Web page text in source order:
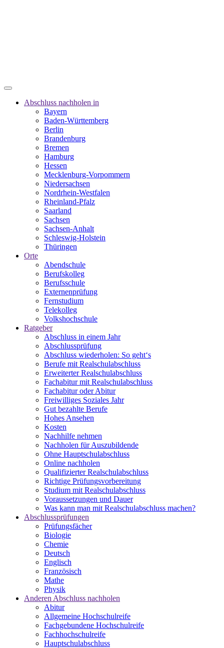
Abschluss nachholen in
Bayern
Baden-Württemberg
Berlin
Brandenburg
Bremen
Hamburg
Hessen
Mecklenburg-Vorpommern
Niedersachsen
Nordrhein-Westfalen
Rheinland-Pfalz
Saarland
Sachsen
Sachsen-Anhalt
Schleswig-Holstein
Thüringen
Orte
Abendschule
Berufskolleg
Berufsschule
Externenprüfung
Fernstudium
Telekolleg
Volkshochschule
Ratgeber
Abschluss in einem Jahr
Abschlussprüfung
Abschluss wiederholen: So geht‘s
Berufe mit Realschulabschluss
Erweiterter Realschulabschluss
Fachabitur mit Realschulabschluss
Fachabitur oder Abitur
Freiwilliges Soziales Jahr
Gut bezahlte Berufe
Hohes Ansehen
Kosten
Nachhilfe nehmen
Nachholen für Auszubildende
Ohne Hauptschulabschluss
Online nachholen
Qualifizierter Realschulabschluss
Richtige Prüfungsvorbereitung
Studium mit Realschulabschluss
Voraussetzungen und Dauer
Was kann man mit Realschulabschluss machen?
Abschlussprüfungen
Prüfungsfächer
Biologie
Chemie
Deutsch
Englisch
Französisch
Mathe
Physik
Anderen Abschluss nachholen
Abitur
Allgemeine Hochschulreife
Fachgebundene Hochschulreife
Fachhochschulreife
Hauptschulabschluss